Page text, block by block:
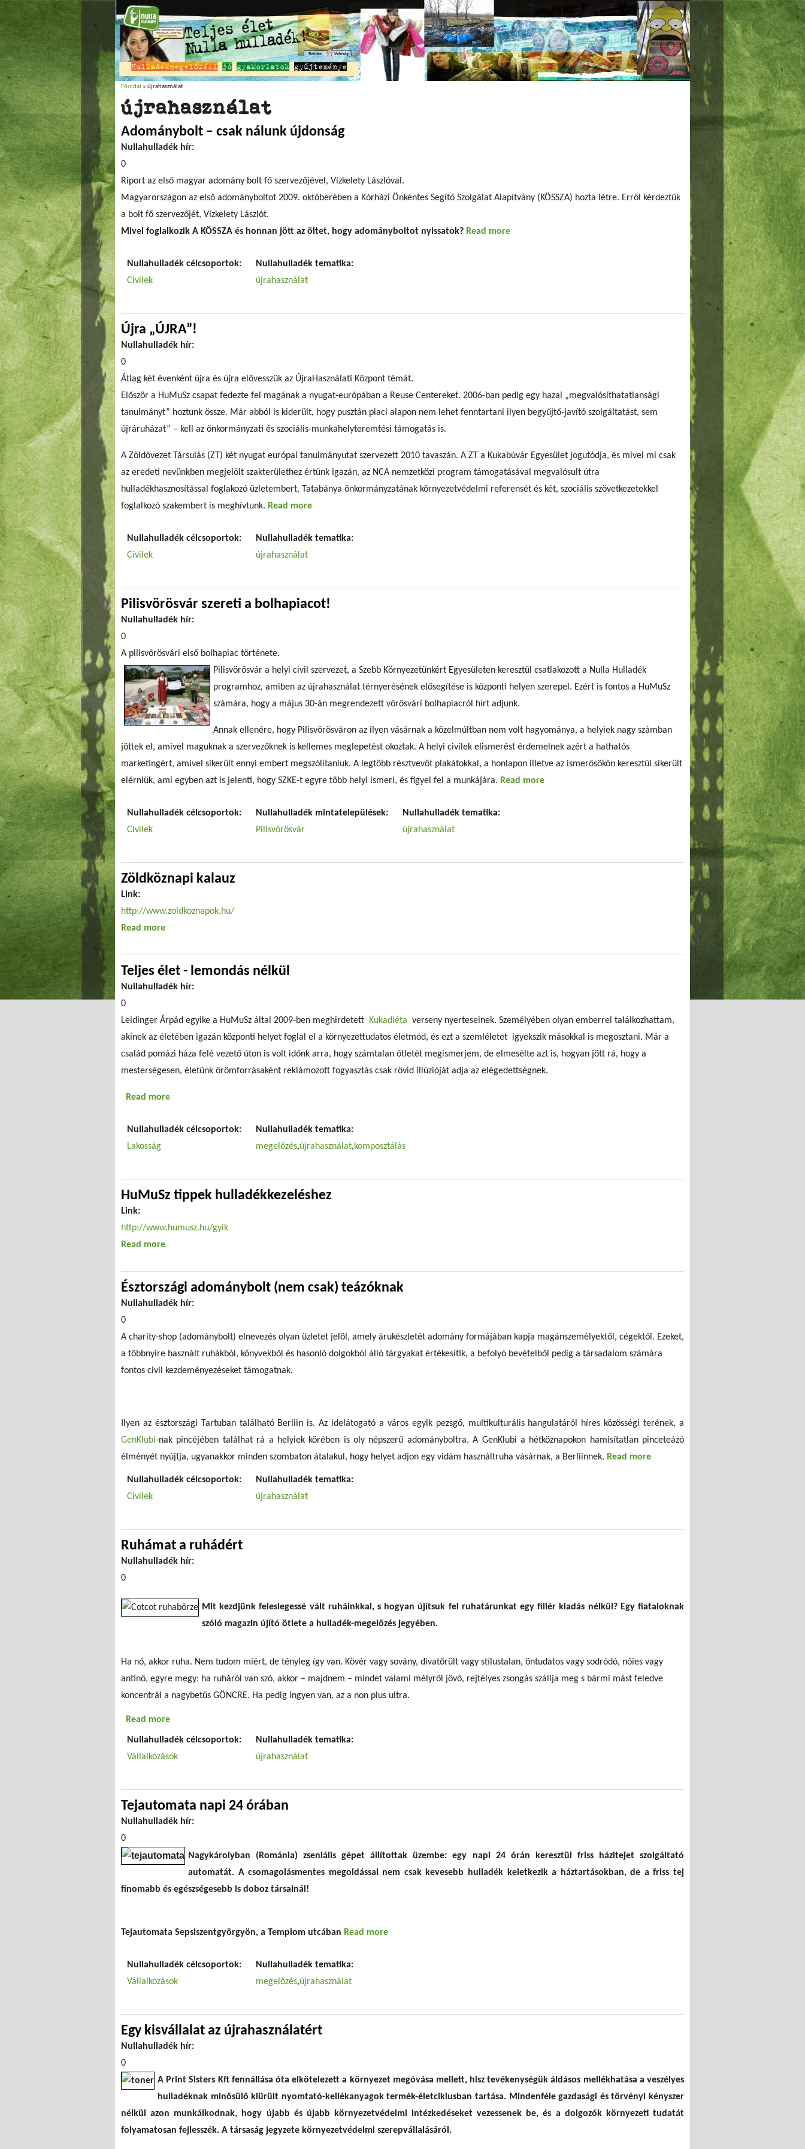
Jelenlegi hely
Főoldal » újrahasználat
újrahasználat
Adománybolt – csak nálunk újdonság
Nullahulladék hír:
0
Riport az első magyar adomány bolt fő szervezőjével, Vízkelety Lászlóval.
Magyarországon az első adományboltot 2009. októberében a Kórházi Önkéntes Segítő Szolgálat Alapítvány (KÖSSZA) hozta létre. Erről kérdeztük
a bolt fő szervezőjét, Vízkelety Lászlót.
Mivel foglalkozik A KÖSSZA és honnan jött az öltet, hogy adományboltot nyissatok? Read more
Nullahulladék célcsoportok:
Civilek
Nullahulladék tematika:
újrahasználat
Újra „ÚJRA”!
Nullahulladék hír:
0
Átlag két évenként újra és újra elővesszük az ÚjraHasználati Központ témát.
Először a HuMuSz csapat fedezte fel magának a nyugat-európában a Reuse Centereket. 2006-ban pedig egy hazai „megvalósíthatatlansági
tanulmányt” hoztunk össze. Már abból is kiderült, hogy pusztán piaci alapon nem lehet fenntartani ilyen begyűjtő-javító szolgáltatást, sem
újráruházat” – kell az önkormányzati és szociális-munkahelyteremtési támogatás is.
A Zöldövezet Társulás (ZT) két nyugat európai tanulmányutat szervezett 2010 tavaszán. A ZT a Kukabúvár Egyesület jogutódja, és mivel mi csak
az eredeti nevünkben megjelölt szakterülethez értünk igazán, az NCA nemzetközi program támogatásával megvalósult útra
hulladékhasznosítással foglakozó üzletembert, Tatabánya önkormányzatának környezetvédelmi referensét és két, szociális szövetkezetekkel
foglalkozó szakembert is meghívtunk. Read more
Nullahulladék célcsoportok:
Civilek
Nullahulladék tematika:
újrahasználat
Pilisvörösvár szereti a bolhapiacot!
Nullahulladék hír:
0
A pilisvörösvári első bolhapiac története.
Pilisvörösvár a helyi civil szervezet, a Szebb Környezetünkért Egyesületen keresztül csatlakozott a Nulla Hulladék
programhoz, amiben az újrahasználat térnyerésének elősegítése is központi helyen szerepel. Ezért is fontos a HuMuSz
számára, hogy a május 30-án megrendezett vörösvári bolhapiacról hírt adjunk.
Annak ellenére, hogy Pilisvörösváron az ilyen vásárnak a közelmúltban nem volt hagyománya, a helyiek nagy számban
jöttek el, amivel maguknak a szervezőknek is kellemes meglepetést okoztak. A helyi civilek elismerést érdemelnek azért a hathatós
marketingért, amivel sikerült ennyi embert megszólítaniuk. A legtöbb résztvevőt plakátokkal, a honlapon illetve az ismerősökön keresztül sikerült
elérniük, ami egyben azt is jelenti, hogy SZKE-t egyre több helyi ismeri, és figyel fel a munkájára. Read more
Nullahulladék célcsoportok:
Civilek
Nullahulladék mintatelepülések:
Pilisvörösvár
Nullahulladék tematika:
újrahasználat
Zöldköznapi kalauz
Link:
http://www.zoldkoznapok.hu/
Read more
Teljes élet - lemondás nélkül
Nullahulladék hír:
0
Leidinger Árpád egyike a HuMuSz által 2009-ben meghirdetett
Kukadiéta verseny nyerteseinek. Személyében olyan emberrel találkozhattam,
akinek az életében igazán központi helyet foglal el a környezettudatos életmód, és ezt a szemléletet igyekszik másokkal is megosztani. Már a
család pomázi háza felé vezető úton is volt időnk arra, hogy számtalan ötletét megismerjem, de elmesélte azt is, hogyan jött rá, hogy a
mesterségesen, életünk örömforrásaként reklámozott fogyasztás csak rövid illúzióját adja az elégedettségnek.
Read more
Nullahulladék célcsoportok:
Lakosság
Nullahulladék tematika:
megelőzés újrahasználat komposztálás
HuMuSz tippek hulladékkezeléshez
Link:
http://www.humusz.hu/gyik
Read more
Észtországi adománybolt (nem csak) teázóknak
Nullahulladék hír:
0
A charity-shop (adománybolt) elnevezés olyan üzletet jelöl, amely árukészletét adomány formájában kapja magánszemélyektől, cégektől. Ezeket,
a többnyire használt ruhákból, könyvekből és hasonló dolgokból álló tárgyakat értékesítik, a befolyó bevételből pedig a társadalom számára
fontos civil kezdeményezéseket támogatnak.
Ilyen az észtországi Tartuban található Berliin is. Az idelátogató a város egyik pezsgő, multikulturális hangulatáról híres közösségi terének, a
GenKlubi-nak pincéjében találhat rá a helyiek körében is oly népszerű adományboltra. A GenKlubi a hétköznapokon hamisítatlan pinceteázó
élményét nyújtja, ugyanakkor minden szombaton átalakul, hogy helyet adjon egy vidám használtruha vásárnak, a Berliinnek. Read more
Nullahulladék célcsoportok:
Civilek
Nullahulladék tematika:
újrahasználat
Ruhámat a ruhádért
Nullahulladék hír:
0
Mit kezdjünk feleslegessé vált ruháinkkal, s hogyan újítsuk fel ruhatárunkat egy fillér kiadás nélkül? Egy fiataloknak
szóló magazin újító ötlete a hulladék-megelőzés jegyében.
Ha nő, akkor ruha. Nem tudom miért, de tényleg így van. Kövér vagy sovány, divatőrült vagy stílustalan, öntudatos vagy sodródó, nőies vagy
antinő, egyre megy: ha ruháról van szó, akkor – majdnem – mindet valami mélyről jövő, rejtélyes zsongás szállja meg s bármi mást feledve
koncentrál a nagybetűs GÖNCRE. Ha pedig ingyen van, az a non plus ultra.
Read more
Nullahulladék célcsoportok:
Vállalkozások
Nullahulladék tematika:
újrahasználat
Tejautomata napi 24 órában
Nullahulladék hír:
0
Nagykárolyban (Románia) zseniális gépet állítottak üzembe: egy napi 24 órán keresztül friss házitejet szolgáltató
automatát. A csomagolásmentes megoldással nem csak kevesebb hulladék keletkezik a háztartásokban, de a friss tej
finomabb és egészségesebb is doboz társainál!
Tejautomata Sepsiszentgyörgyön, a Templom utcában Read more
Nullahulladék célcsoportok:
Vállalkozások
Nullahulladék tematika:
megelőzés újrahasználat
Egy kisvállalat az újrahasználatért
Nullahulladék hír:
0
A Print Sisters Kft fennállása óta elkötelezett a környezet megóvása mellett, hisz tevékenységük áldásos mellékhatása a veszélyes
hulladéknak minősülő kiürült nyomtató-kellékanyagok termék-életciklusban tartása. Mindenféle gazdasági és törvényi kényszer
nélkül azon munkálkodnak, hogy újabb és újabb környezetvédelmi intézkedéseket vezessenek be, és a dolgozók környezeti tudatát
folyamatosan fejlesszék. A társaság jegyzete környezetvédelmi szerepvállalásáról.